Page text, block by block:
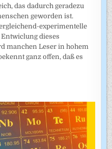
das dadurch geradezu
geworden ist.
experimentelle
dieses
manchen Leser in hohem
ganz offen, daß es